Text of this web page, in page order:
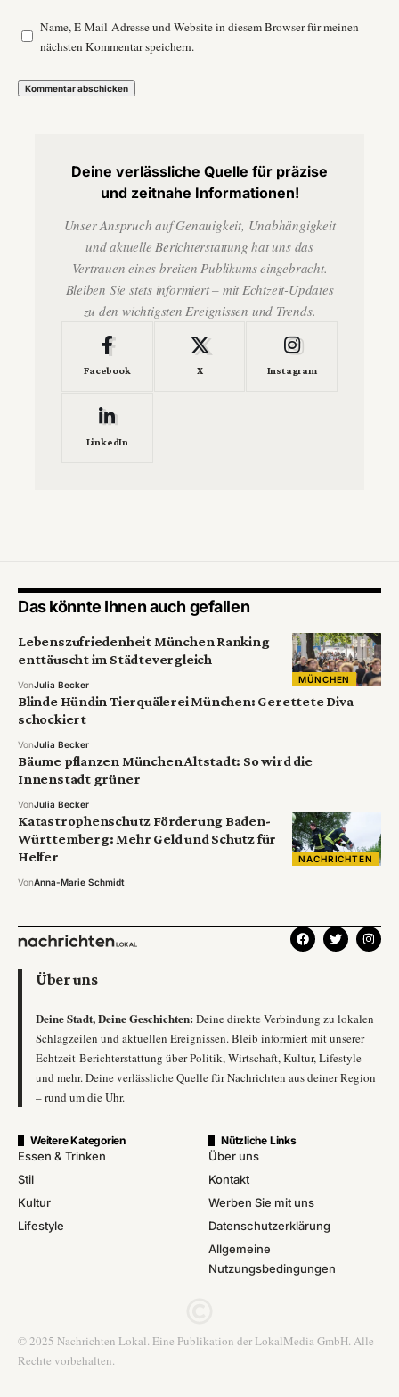
Name, E-Mail-Adresse und Website in diesem Browser für meinen
nächsten Kommentar speichern.
Deine verlässliche Quelle für präzise
und zeitnahe Informationen!
Unser Anspruch auf Genauigkeit, Unabhängigkeit
und aktuelle Berichterstattung hat uns das
Vertrauen eines breiten Publikums eingebracht.
Bleiben Sie stets informiert – mit Echtzeit-Updates
zu den wichtigsten Ereignissen und Trends.
Facebook X Instagram
LinkedIn
Das könnte Ihnen auch gefallen
MÜNCHEN
Lebenszufriedenheit München Ranking
enttäuscht im Städtevergleich
VonJulia Becker
Blinde Hündin Tierquälerei München: Gerettete Diva
schockiert
VonJulia Becker
Bäume pflanzen München Altstadt: So wird die
Innenstadt grüner
VonJulia Becker
NACHRICHTEN
Katastrophenschutz Förderung Baden-
Württemberg: Mehr Geld und Schutz für
Helfer
VonAnna-Marie Schmidt
Über uns
Deine Stadt, Deine Geschichten: Deine direkte Verbindung zu lokalen
Schlagzeilen und aktuellen Ereignissen. Bleib informiert mit unserer
Echtzeit-Berichterstattung über Politik, Wirtschaft, Kultur, Lifestyle
und mehr. Deine verlässliche Quelle für Nachrichten aus deiner Region
– rund um die Uhr.
Weitere Kategorien
Essen & Trinken
Stil
Kultur
Lifestyle
Nützliche Links
Über uns
Kontakt
Werben Sie mit uns
Datenschutzerklärung
Allgemeine
Nutzungsbedingungen
© 2025 Nachrichten Lokal. Eine Publikation der LokalMedia GmbH. Alle
Rechte vorbehalten.